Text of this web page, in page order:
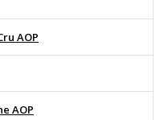
AOP
AOP